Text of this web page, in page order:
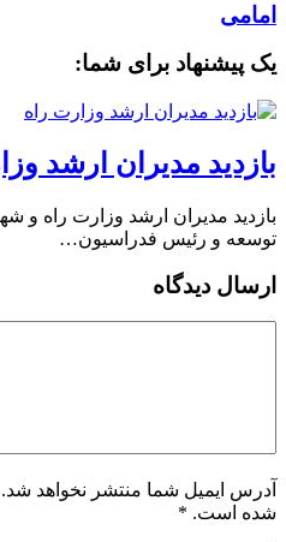
امامی
یک پیشنهاد برای شما:
بازدید مدیران ارشد
بازدید مدیران ارشد وزارت راه
توسعه و رئیس فدراسیون…
ارسال دیدگاه
آدرس ایمیل شما منتشر نخواهد
شده است. *